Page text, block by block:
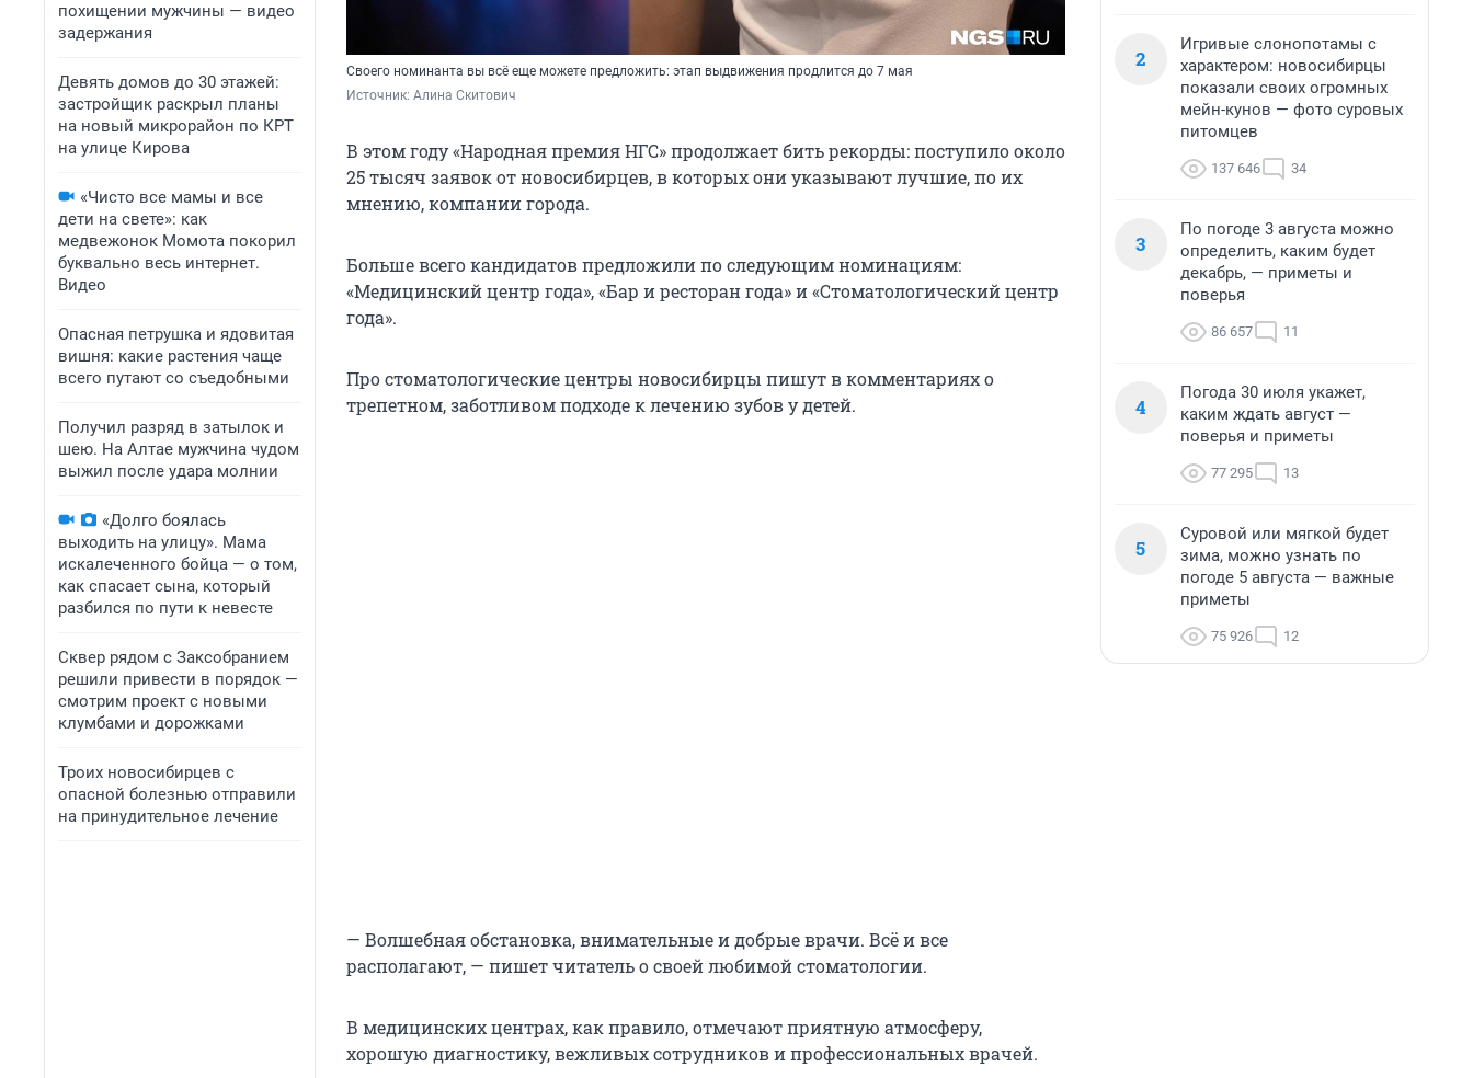
похищении мужчины — видео
задержания
Девять домов до 30 этажей:
застройщик раскрыл планы
на новый микрорайон по КРТ
на улице Кирова
«Чисто все мамы и все
дети на свете»: как
медвежонок Момота покорил
буквально весь интернет.
Видео
Опасная петрушка и ядовитая
вишня: какие растения чаще
всего путают со съедобными
Получил разряд в затылок и
шею. На Алтае мужчина чудом
выжил после удара молнии
«Долго боялась
выходить на улицу». Мама
искалеченного бойца — о том,
как спасает сына, который
разбился по пути к невесте
Сквер рядом с Заксобранием
решили привести в порядок —
смотрим проект с новыми
клумбами и дорожками
Троих новосибирцев с
опасной болезнью отправили
на принудительное лечение
Своего номинанта вы всё еще можете предложить: этап выдвижения продлится до 7 мая
Источник: Алина Скитович
В этом году «Народная премия НГС» продолжает бить рекорды: поступило около
25 тысяч заявок от новосибирцев, в которых они указывают лучшие, по их
мнению, компании города.
Больше всего кандидатов предложили по следующим номинациям:
«Медицинский центр года», «Бар и ресторан года» и «Стоматологический центр
года».
Про стоматологические центры новосибирцы пишут в комментариях о
трепетном, заботливом подходе к лечению зубов у детей.
— Волшебная обстановка, внимательные и добрые врачи. Всё и все
располагают, — пишет читатель о своей любимой стоматологии.
В медицинских центрах, как правило, отмечают приятную атмосферу,
хорошую диагностику, вежливых сотрудников и профессиональных врачей.
2
Игривые слонопотамы с
характером: новосибирцы
показали своих огромных
мейн-кунов — фото суровых
питомцев
137 646 34
3
По погоде 3 августа можно
определить, каким будет
декабрь, — приметы и
поверья
86 657 11
4
Погода 30 июля укажет,
каким ждать август —
поверья и приметы
77 295 13
5
Суровой или мягкой будет
зима, можно узнать по
погоде 5 августа — важные
приметы
75 926 12